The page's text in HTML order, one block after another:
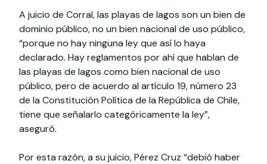
A juicio de Corral, las playas de lagos son un bien de
dominio público, no un bien nacional de uso público,
“porque no hay ninguna ley que así lo haya
declarado. Hay reglamentos por ahí que hablan de
las playas de lagos como bien nacional de uso
público, pero de acuerdo al artículo 19, número 23
de la Constitución Política de la República de Chile,
tiene que señalarlo categóricamente la ley”,
aseguró.
Por esta razón, a su juicio, Pérez Cruz “debió haber